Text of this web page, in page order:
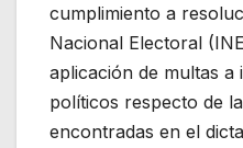
cumplimiento a
Nacional Electoral
aplicación de multas a
políticos respecto de
encontradas en el